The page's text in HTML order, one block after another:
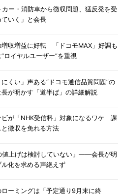
カー・消防車から徴収問題、猛反発を受
いく」と会長
増収増益に好転 「ドコモMAX」好調も
ロイヤルユーザー”を重視
くい」声ある“ドコモ通信品質問題”の
が明かす「道半ば」の詳細解説
が「NHK受信料」対象になるワケ 課
徴収を免れる方法
値上げは検討していない」――会長が明
化を求める声絶えず
ーミングは「予定通り9月末に終